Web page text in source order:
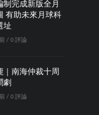
制完成新版全月
有助未來月球科
址
/ 0 評論
｜南海仲裁十周
劇
/ 0 評論